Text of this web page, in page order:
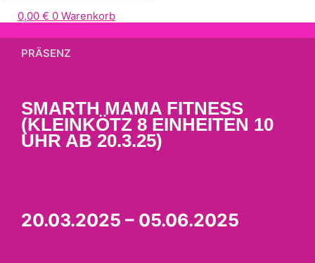
0,00 € 0 Warenkorb
PRÄSENZ
SMARTH MAMA FITNESS
(KLEINKÖTZ 8 EINHEITEN 10
UHR AB 20.3.25)
20.03.2025 – 05.06.2025